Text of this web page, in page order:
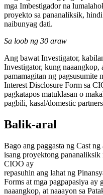
mga Imbestigador na
proyekto sa pananaliksik,
naibunyag dati.
Sa loob ng 30 araw
Ang bawat Investigator,
Investigator, kung naaangkop,
pamamagitan ng
Interest Disclosure Form sa
pagkatapos matuklasan o
pagbili, kasal/domestic
Balik-aral
Bago ang paggasta ng Cast
isang proyektong
CIOO ay
repasuhin ang lahat ng
Forms at mga pagpapasiya ay
naaangkop, at naaayon sa